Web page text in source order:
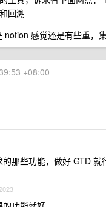
回溯
感觉还是有些重，
+08:00
的那些功能，做好 GTD 就